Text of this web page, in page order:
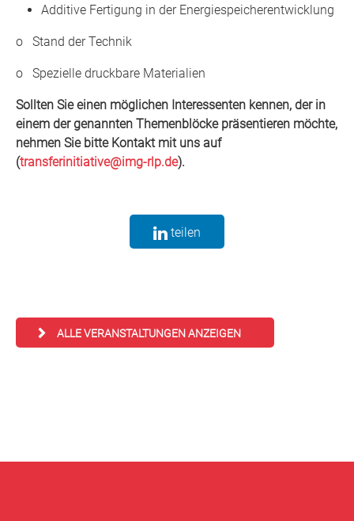
Additive Fertigung in der Energiespeicherentwicklung
o Stand der Technik
o Spezielle druckbare Materialien
Sollten Sie einen möglichen Interessenten kennen, der in
einem der genannten Themenblöcke präsentieren möchte,
nehmen Sie bitte Kontakt mit uns auf
(transferinitiative@img-rlp.de).
teilen
ALLE VERANSTALTUNGEN ANZEIGEN